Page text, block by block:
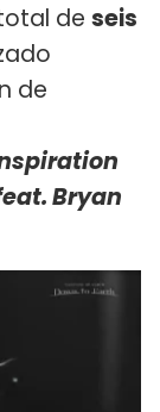
de seis
de
Bryan